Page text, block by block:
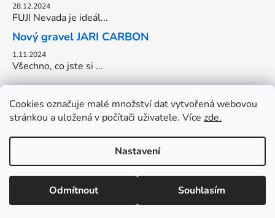
Cookies označuje malé množství dat vytvořená webovou
stránkou a uložená v počítači uživatele. Více zde.
Nastavení
Odmítnout Souhlasím
DOVOLENA do 17.8. OTEVŘENO: Pondělí-Pátek: 13-18hod.
28.12.2024
FUJI Nevada je ideál...
Nový gravel JARI CARBON
1.11.2024
Všechno, co jste si ...
Vytvořil Shoptet
Copyright 2026
. Všechna práva
vyhrazena.Upravit nastavení cookies